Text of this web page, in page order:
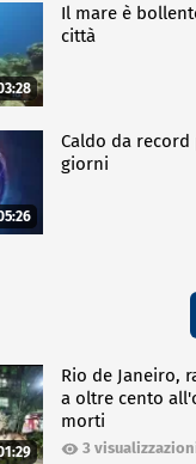
Il mare è
città
Caldo da
giorni
Rio de Janeiro,
a oltre cento
morti
3